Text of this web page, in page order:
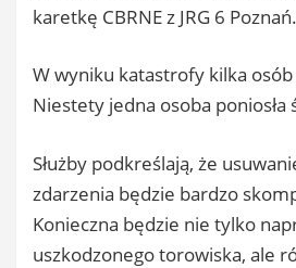
karetkę CBRNE z JRG 6 Poznań.
W wyniku katastrofy kilka osób
Niestety jedna osoba poniosła
Służby podkreślają, że
zdarzenia będzie bardzo
Konieczna będzie nie tylko
uszkodzonego torowiska, ale